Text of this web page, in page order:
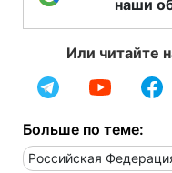
наши
Или читайте
Больше по теме:
Российская